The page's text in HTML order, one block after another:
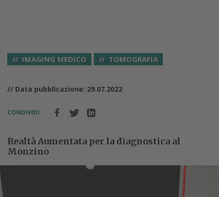
IMAGING MEDICO TOMOGRAFIA
// Data pubblicazione: 29.07.2022
CONDIVIDI:
Realtà Aumentata per la diagnostica al
Monzino